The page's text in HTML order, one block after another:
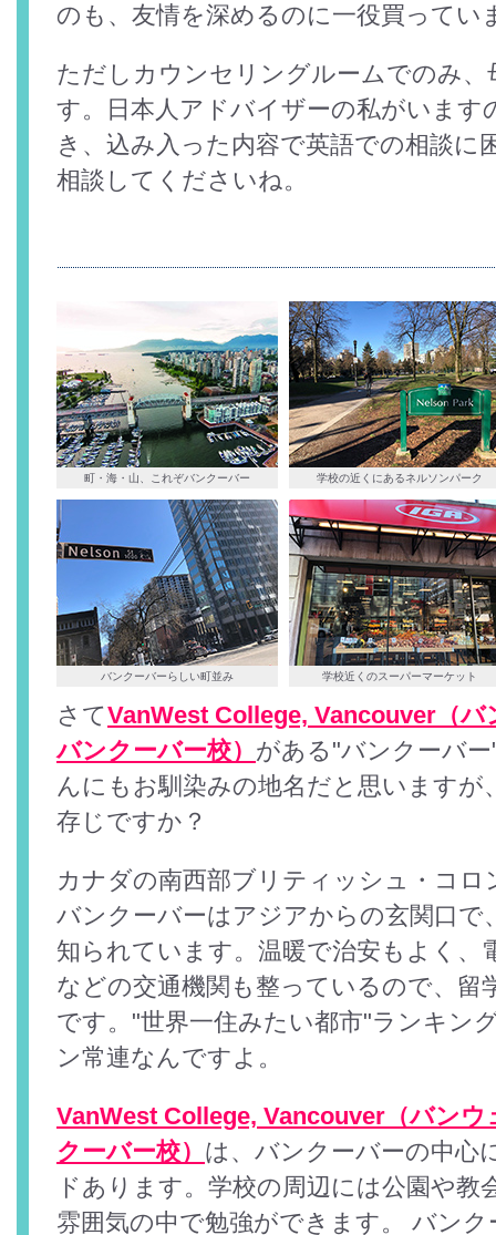
のも、友情を深めるのに一役買ってい
ただしカウンセリングルームでのみ、
す。日本人アドバイザーの私がいます
き、込み入った内容で英語での相談に
相談してくださいね。
町・海・山、これぞバンクーバー 学校の近くにあるネルソンパーク
バンクーバーらしい町並み 学校近くのスーパーマーケット
さてVanWest College, Vancouver（
バンクーバー校） がある"バンクーバ
んにもお馴染みの地名だと思いますが
存じですか？
カナダの南西部ブリティッシュ・コ
バンクーバーはアジアからの玄関口で
知られています。温暖で治安もよく、
などの交通機関も整っているので、留
です。"世界一住みたい都市"ランキン
ン常連なんですよ。
VanWest College, Vancouver（バン
クーバー校） は、バンクーバーの中心
ドあります。学校の周辺には公園や教
雰囲気の中で勉強ができます。 バン